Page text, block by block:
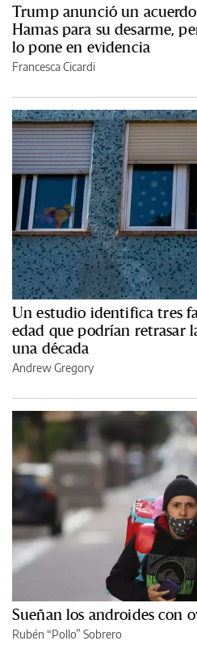
Trump anunció un
Hamas para su desarme,
lo pone en evidencia
Francesca Cicardi
Un estudio identifica tres
edad que podrían retrasar
una década
Andrew Gregory
Sueñan los androides con
Rubén “Pollo” Sobrero